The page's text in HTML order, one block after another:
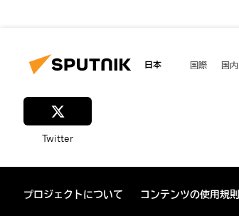
日本 国際 国内
Twitter
プロジェクトについて コンテンツの使用規則